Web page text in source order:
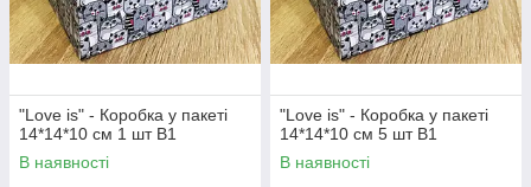
"Love is" - Коробка у пакеті
14*14*10 см 1 шт В1
В наявності
"Love is" - Коробка у пакеті
14*14*10 см 5 шт В1
В наявності